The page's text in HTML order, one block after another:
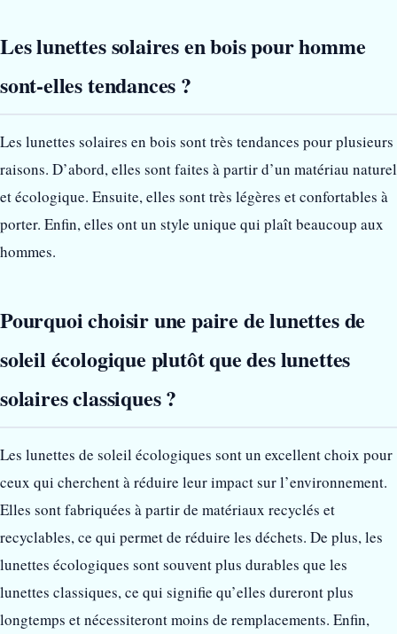
Les lunettes solaires en bois pour homme
sont-elles tendances ?
Les lunettes solaires en bois sont très tendances pour plusieurs
raisons. D’abord, elles sont faites à partir d’un matériau naturel
et écologique. Ensuite, elles sont très légères et confortables à
porter. Enfin, elles ont un style unique qui plaît beaucoup aux
hommes.
Pourquoi choisir une paire de lunettes de
soleil écologique plutôt que des lunettes
solaires classiques ?
Les lunettes de soleil écologiques sont un excellent choix pour
ceux qui cherchent à réduire leur impact sur l’environnement.
Elles sont fabriquées à partir de matériaux recyclés et
recyclables, ce qui permet de réduire les déchets. De plus, les
lunettes écologiques sont souvent plus durables que les
lunettes classiques, ce qui signifie qu’elles dureront plus
longtemps et nécessiteront moins de remplacements. Enfin,